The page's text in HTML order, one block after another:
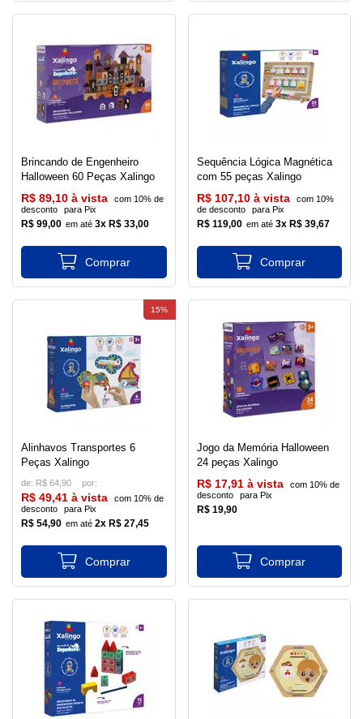
Brincando de Engenheiro
Halloween 60 Peças Xalingo
R$ 99,00 3x R$ 33,00
R$ 89,10 à vista
com 10% de
desconto
para Pix
Sequência Lógica Magnética
com 55 peças Xalingo
R$ 119,00 3x R$ 39,67
R$ 107,10 à vista
com 10%
de desconto
para Pix
Alinhavos Transportes 6
Peças Xalingo
de: R$ 64,90
R$ 54,90 2x R$ 27,45
R$ 49,41 à vista
com 10% de
desconto
para Pix
15%
Jogo da Memória Halloween
24 peças Xalingo
R$ 19,90
R$ 17,91 à vista
com 10% de
desconto
para Pix